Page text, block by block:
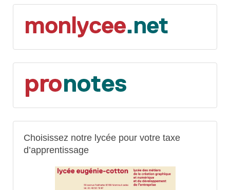
Choisissez notre lycée pour votre taxe
d’apprentissage